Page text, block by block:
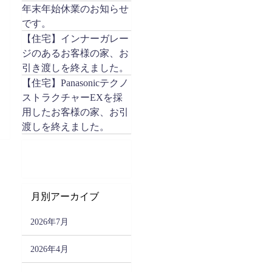
年末年始休業のお知らせ
です。
【住宅】インナーガレー
ジのあるお客様の家、お
引き渡しを終えました。
【住宅】Panasonicテクノ
ストラクチャーEXを採
用したお客様の家、お引
渡しを終えました。
月別アーカイブ
2026年7月
2026年4月